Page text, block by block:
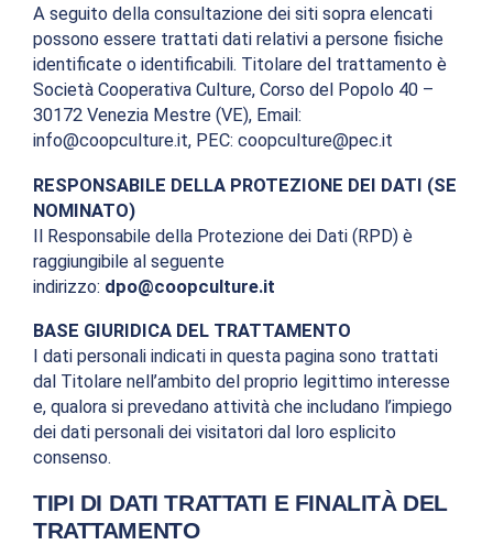
A seguito della consultazione dei siti sopra elencati
possono essere trattati dati relativi a persone fisiche
identificate o identificabili. Titolare del trattamento è
Società Cooperativa Culture, Corso del Popolo 40 –
30172 Venezia Mestre (VE), Email:
info@coopculture.it, PEC: coopculture@pec.it
RESPONSABILE DELLA PROTEZIONE DEI DATI (SE
NOMINATO)
Il Responsabile della Protezione dei Dati (RPD) è
raggiungibile al seguente
indirizzo: dpo@coopculture.it
BASE GIURIDICA DEL TRATTAMENTO
I dati personali indicati in questa pagina sono trattati
dal Titolare nell’ambito del proprio legittimo interesse
e, qualora si prevedano attività che includano l’impiego
dei dati personali dei visitatori dal loro esplicito
consenso.
TIPI DI DATI TRATTATI E FINALITÀ DEL
TRATTAMENTO